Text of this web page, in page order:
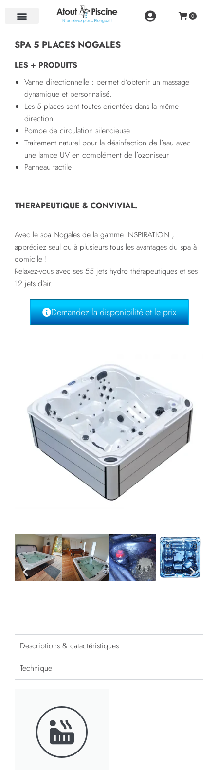
SPA 5 PLACES NOGALES
LES + PRODUITS
Vanne directionnelle : permet d’obtenir un massage
dynamique et personnalisé.
Les 5 places sont toutes orientées dans la même
direction.
Pompe de circulation silencieuse
Traitement naturel pour la désinfection de l’eau avec
une lampe UV en complément de l’ozoniseur
Panneau tactile
THERAPEUTIQUE & CONVIVIAL.
Avec le spa Nogales de la gamme INSPIRATION ,
appréciez seul ou à plusieurs tous les avantages du spa à
domicile !
Relaxez-vous avec ses 55 jets hydro thérapeutiques et ses
12 jets d’air.
Demandez la disponibilité et le prix
Descriptions & catactéristiques
Technique